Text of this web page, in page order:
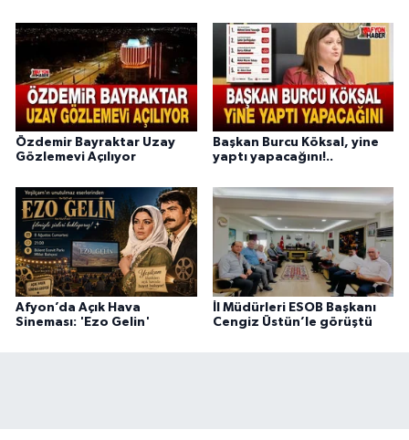
Özdemir Bayraktar Uzay
Gözlemevi Açılıyor
Başkan Burcu Köksal, yine
yaptı yapacağını!..
Afyon’da Açık Hava
Sineması: 'Ezo Gelin'
İl Müdürleri ESOB Başkanı
Cengiz Üstün’le görüştü